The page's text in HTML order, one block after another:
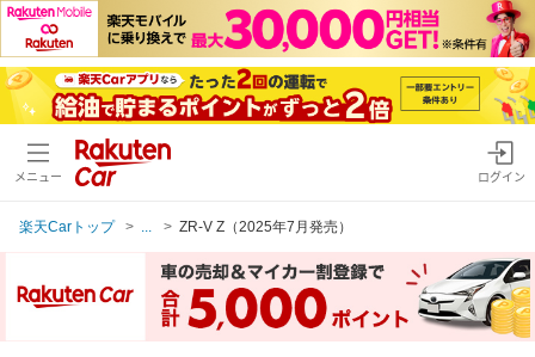
メニュー ログイン
楽天Carトップ ZR-V Z（2025年7月発売）